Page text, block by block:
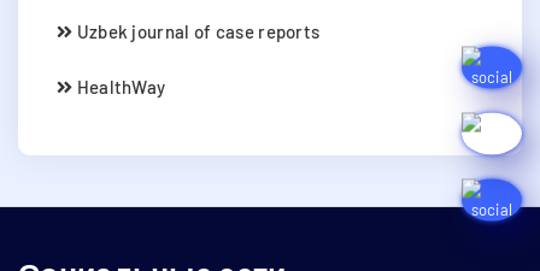
Uzbek journal of case reports
HealthWay